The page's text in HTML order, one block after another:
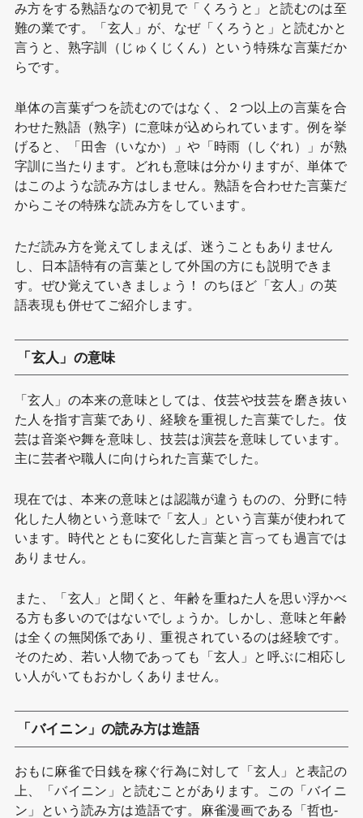
み方をする熟語なので初見で「くろうと」と読むのは至
難の業です。「玄人」が、なぜ「くろうと」と読むかと
言うと、熟字訓（じゅくじくん）という特殊な言葉だか
らです。
単体の言葉ずつを読むのではなく、２つ以上の言葉を合
わせた熟語（熟字）に意味が込められています。例を挙
げると、「田舎（いなか）」や「時雨（しぐれ）」が熟
字訓に当たります。どれも意味は分かりますが、単体で
はこのような読み方はしません。熟語を合わせた言葉だ
からこその特殊な読み方をしています。
ただ読み方を覚えてしまえば、迷うこともありません
し、日本語特有の言葉として外国の方にも説明できま
す。ぜひ覚えていきましょう！ のちほど「玄人」の英
語表現も併せてご紹介します。
「玄人」の意味
「玄人」の本来の意味としては、伎芸や技芸を磨き抜い
た人を指す言葉であり、経験を重視した言葉でした。伎
芸は音楽や舞を意味し、技芸は演芸を意味しています。
主に芸者や職人に向けられた言葉でした。
現在では、本来の意味とは認識が違うものの、分野に特
化した人物という意味で「玄人」という言葉が使われて
います。時代とともに変化した言葉と言っても過言では
ありません。
また、「玄人」と聞くと、年齢を重ねた人を思い浮かべ
る方も多いのではないでしょうか。しかし、意味と年齢
は全くの無関係であり、重視されているのは経験です。
そのため、若い人物であっても「玄人」と呼ぶに相応し
い人がいてもおかしくありません。
「バイニン」の読み方は造語
おもに麻雀で日銭を稼ぐ行為に対して「玄人」と表記の
上、「バイニン」と読むことがあります。この「バイニ
ン」という読み方は造語です。麻雀漫画である「哲也-